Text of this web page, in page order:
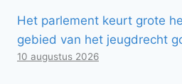
Het parlement keurt grote
gebied van het jeugdrecht
10 augustus 2026